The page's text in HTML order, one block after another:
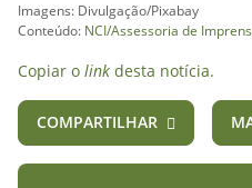
Imagens: Divulgação/Pixabay
Conteúdo: NCI/Assessoria de
Copiar o link desta notícia.
COMPARTILHAR